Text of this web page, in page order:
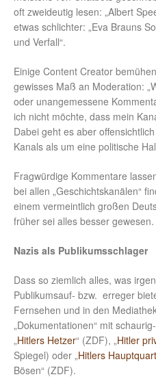
oft zweideutig lesen: „Albert
etwas schlichter: „Eva Brauns
und Verfall“.
Einige Content Creator
gewisses Maß an Moderation:
oder unangemessene
ich nicht möchte, dass mein
Dabei geht es aber
Kanals als um eine politische
Fragwürdige Kommentare
bei allen „Geschichtskanälen“
einem vermeintlich großen
früher sei alles besser gewesen.
Nazis als Publikumsschlager
Dass so ziemlich alles, was
Publikumsauf- bzw. erreger
Fernsehen und in den
„Dokumentationen“ mit
„Hitlers Hetzer“ (ZDF), „Hitler
Spiegel) oder „Hitlers
Bösen“ (ZDF).